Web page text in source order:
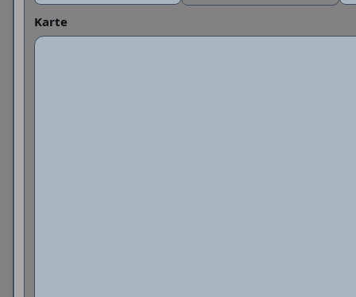
Karte